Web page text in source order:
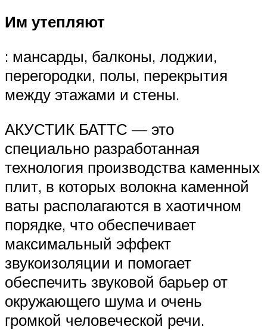
Им утепляют
: мансарды, балконы, лоджии,
перегородки, полы, перекрытия
между этажами и стены.
АКУСТИК БАТТС — это
специально разработанная
технология производства каменных
плит, в которых волокна каменной
ваты располагаются в хаотичном
порядке, что обеспечивает
максимальный эффект
звукоизоляции и помогает
обеспечить звуковой барьер от
окружающего шума и очень
громкой человеческой речи.